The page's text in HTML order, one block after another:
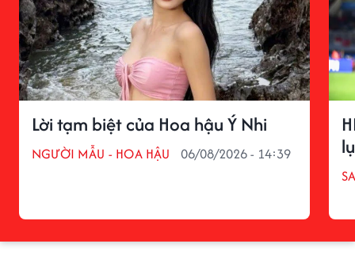
Lời tạm biệt của Hoa hậu Ý Nhi
NGƯỜI MẪU - HOA HẬU 06/08/2026 - 14:39